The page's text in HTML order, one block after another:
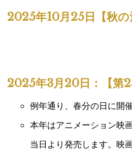
2025年10月25日【秋の
2025年3月20日：【第
例年通り、春分の日に開催
本年はアニメーション映
当日より発売します。映